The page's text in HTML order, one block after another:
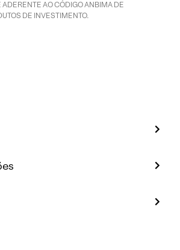
ADERENTE AO CÓDIGO ANBIMA DE
DE INVESTIMENTO.